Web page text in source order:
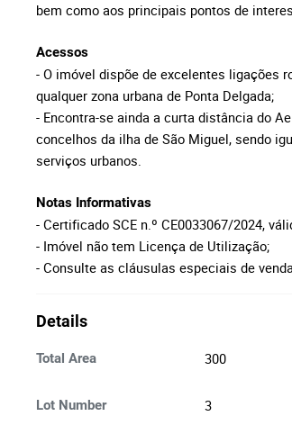
bem como aos principais pontos de
Acessos
- O imóvel dispõe de excelentes ligações
qualquer zona urbana de Ponta Delgada;
- Encontra-se ainda a curta distância do
concelhos da ilha de São Miguel, sendo
serviços urbanos.
Notas Informativas
- Certificado SCE n.º CE0033067/2024,
- Imóvel não tem Licença de Utilização;
- Consulte as cláusulas especiais de
Details
Total Area 300
Lot Number 3